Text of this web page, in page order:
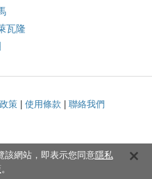
瓦隆
策 使用條款 聯絡我們
該網站，即表示您同意隱私
。